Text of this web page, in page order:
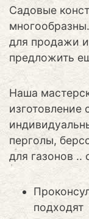
Садовые
для продажи
предложить
Наша
изготовление
перголы,
для газонов ..
подходят